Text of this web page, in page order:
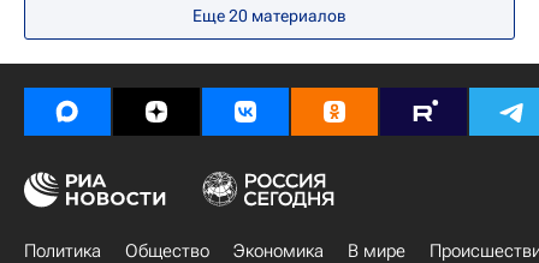
Еще20 материалов
Политика Общество Экономика В мире